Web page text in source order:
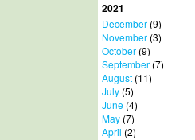
2021
December(9)
November(3)
October(9)
September(7)
August(11)
July(5)
June(4)
May(7)
April (2)